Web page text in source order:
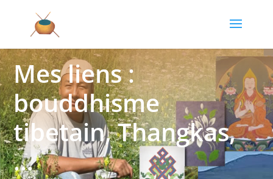
Mes liens :
bouddhisme
tibetain, Thangkas,
…